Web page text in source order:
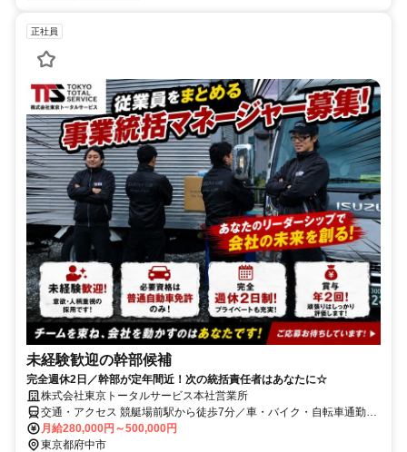
正社員
未経験歓迎の幹部候補
完全週休2日／幹部が定年間近！次の統括責任者はあなたに☆
株式会社東京トータルサービス本社営業所
交通・アクセス 競艇場前駅から徒歩7分／車・バイク・自転車通勤可
能！
月給280,000円～500,000円
東京都府中市